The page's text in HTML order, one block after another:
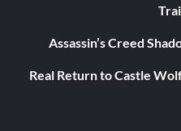
Assassin’s Creed
Real Return to Castle